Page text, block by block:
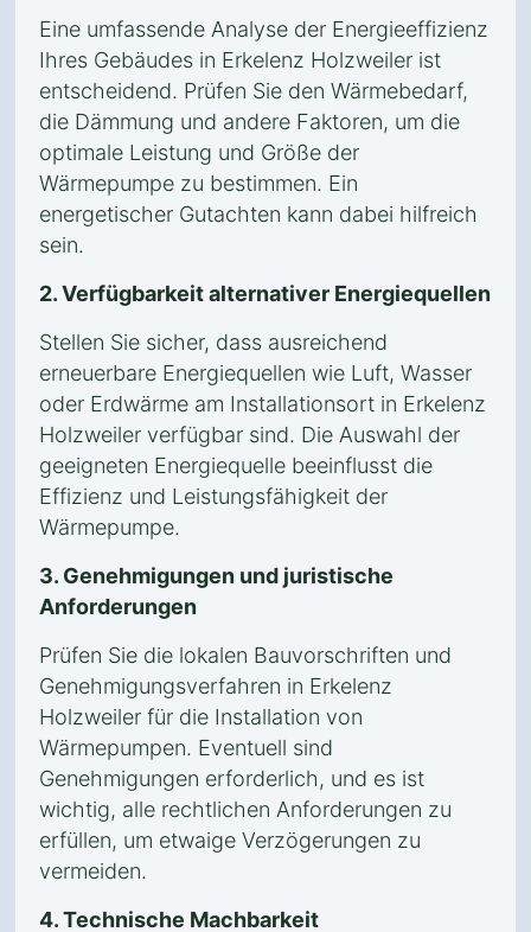
Eine umfassende Analyse der Energieeffizienz
Ihres Gebäudes in Erkelenz Holzweiler ist
entscheidend. Prüfen Sie den Wärmebedarf,
die Dämmung und andere Faktoren, um die
optimale Leistung und Größe der
Wärmepumpe zu bestimmen. Ein
energetischer Gutachten kann dabei hilfreich
sein.
2. Verfügbarkeit alternativer Energiequellen
Stellen Sie sicher, dass ausreichend
erneuerbare Energiequellen wie Luft, Wasser
oder Erdwärme am Installationsort in Erkelenz
Holzweiler verfügbar sind. Die Auswahl der
geeigneten Energiequelle beeinflusst die
Effizienz und Leistungsfähigkeit der
Wärmepumpe.
3. Genehmigungen und juristische
Anforderungen
Prüfen Sie die lokalen Bauvorschriften und
Genehmigungsverfahren in Erkelenz
Holzweiler für die Installation von
Wärmepumpen. Eventuell sind
Genehmigungen erforderlich, und es ist
wichtig, alle rechtlichen Anforderungen zu
erfüllen, um etwaige Verzögerungen zu
vermeiden.
4. Technische Machbarkeit